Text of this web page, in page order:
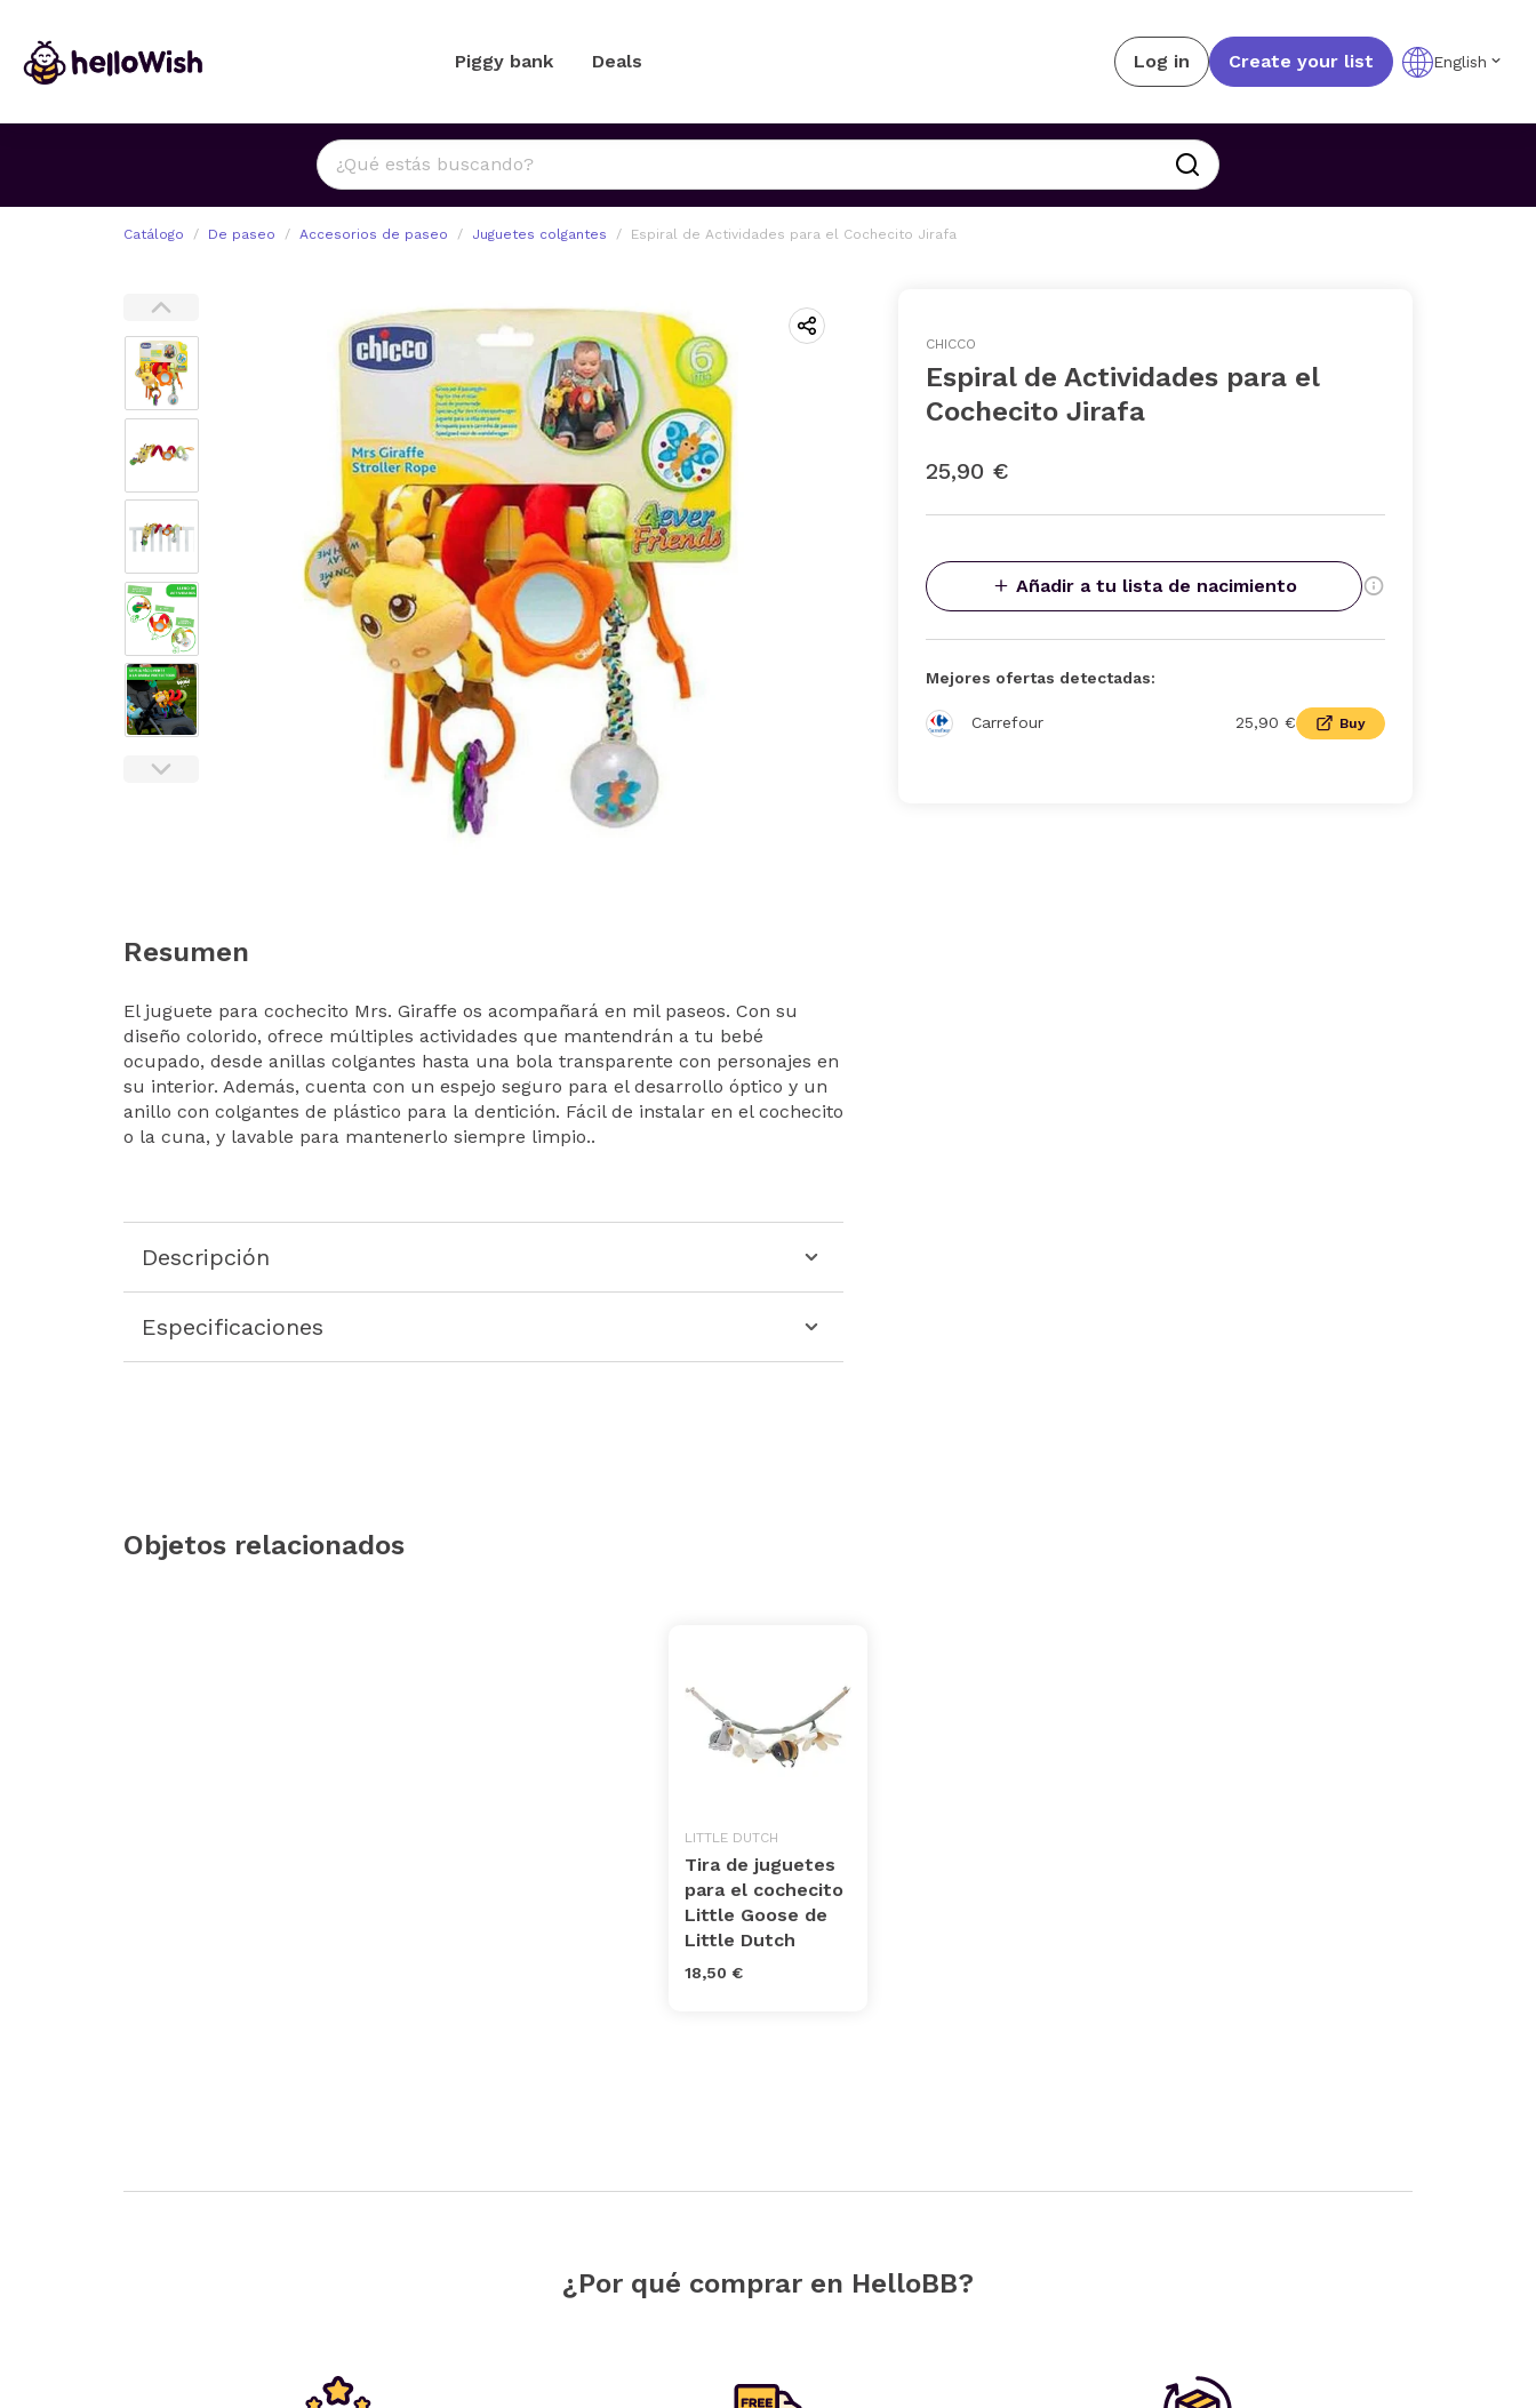
Piggy bank Deals Log in Create your list English
Catálogo De paseo Accesorios de paseo Juguetes colgantes Espiral de Actividades para el Cochecito Jirafa
Resumen
El juguete para cochecito Mrs. Giraffe os acompañará en mil paseos. Con su
diseño colorido, ofrece múltiples actividades que mantendrán a tu bebé
ocupado, desde anillas colgantes hasta una bola transparente con personajes en
su interior. Además, cuenta con un espejo seguro para el desarrollo óptico y un
anillo con colgantes de plástico para la dentición. Fácil de instalar en el cochecito
o la cuna, y lavable para mantenerlo siempre limpio..
Descripción
Especificaciones
CHICCO
Espiral de Actividades para el
Cochecito Jirafa
25,90 €
Añadir a tu lista de nacimiento
Mejores ofertas detectadas:
Carrefour 25,90 € Buy
Objetos relacionados
LITTLE DUTCH
Tira de juguetes
para el cochecito
Little Goose de
Little Dutch
18,50 €
¿Por qué comprar en HelloBB?